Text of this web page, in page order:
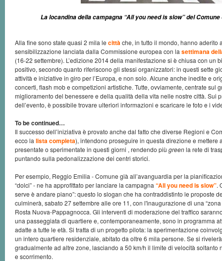
La locandina della campagna “All you need is slow” del
Alla fine sono state quasi 2 mila le cittàche, in tutto il mondo, hanno aderito
sensibilizzazione lanciata dalla Commissione europea con la settimana
(16-22 settembre). L’edizione 2014 della manifestazione si è chiusa con un
positivo, secondo quanto riferiscono gli stessi organizzatori: in questi sette
attività e iniziative in giro per l’Europa, e non solo. Alcune anche inedite e
concerti, flash mob e competizioni artistiche. Tutte, ovviamente, centrate sul
miglioramento del benessere e della qualità della vita nelle nostre città. Sui
dell’evento, è possibile trovare ulteriori informazioni e scaricare le foto e i
To be continued…
Il successo dell’iniziativa è provato anche dal fatto che diverse Regioni e
ecco la lista completa), intendono proseguire in questa direzione e mettere
presentate o sperimentate in questi giorni , rendendo più greenla rete di
puntando sulla pedonalizzazione dei centri storici.
Per esempio, Reggio Emilia - Comune già all’avanguardia per la
“dolci” - ne ha approfittato per lanciare la campagna “All you need is slow”.
serve è andare piano”: questo lo slogan che ha contraddistinto le proposte
culminerà, sabato 27 settembre alle ore 11, con l'inaugurazione di una
Rosta Nuova-Pappagnocca. Gli interventi di moderazione del traffico
una passeggiata di quartiere e, contemporaneamente, sono in programma
adatte a tutte le età. Si tratta di un progetto pilota: la sperimentazione
un intero quartiere residenziale, abitato da oltre 6 mila persone. Se si
gradualmente ad altre zone, lasciando a 50 km/h il limite di velocità soltanto
e scorrimento.